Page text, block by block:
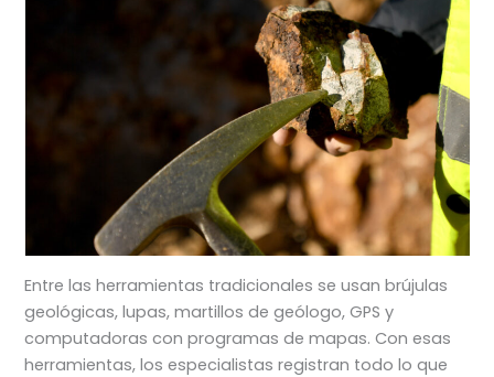
Entre las herramientas tradicionales se usan brújulas
geológicas, lupas, martillos de geólogo, GPS y
computadoras con programas de mapas. Con esas
herramientas, los especialistas registran todo lo que